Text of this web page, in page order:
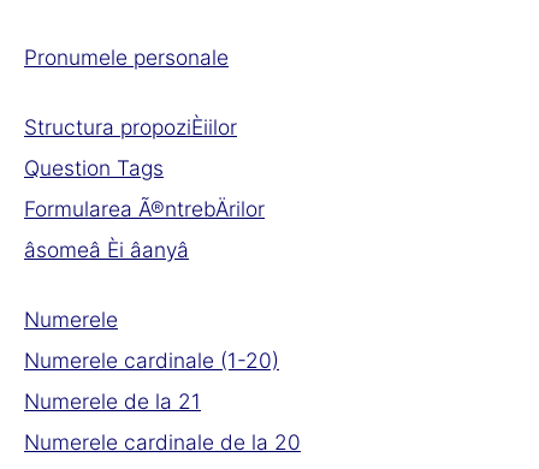
Pronumele personale
Structura propoziÈiilor
Question Tags
Formularea Ã®ntrebÄrilor
âsomeâ Èi âanyâ
Numerele
Numerele cardinale (1-20)
Numerele de la 21
Numerele cardinale de la 20